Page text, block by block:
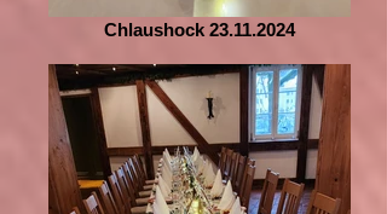
Chlaushock 23.11.2024